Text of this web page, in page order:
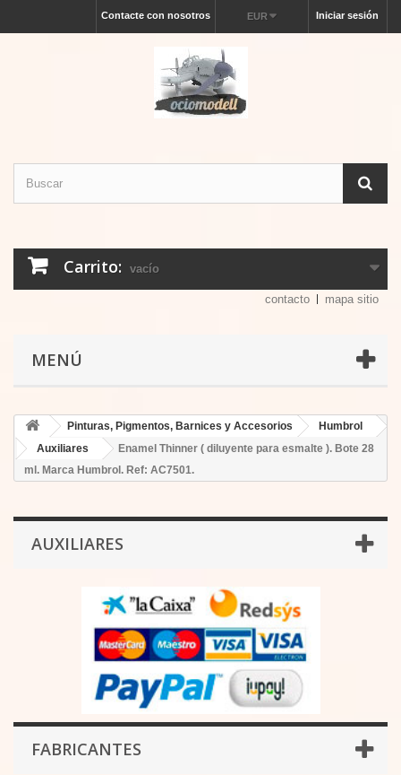
Iniciar sesión
EUR
Contacte con nosotros
Carrito: vacío
contacto mapa sitio
MENÚ
Pinturas, Pigmentos, Barnices y Accesorios
Humbrol
Auxiliares
Enamel Thinner ( diluyente para esmalte ). Bote 28
ml. Marca Humbrol. Ref: AC7501.
AUXILIARES
FABRICANTES